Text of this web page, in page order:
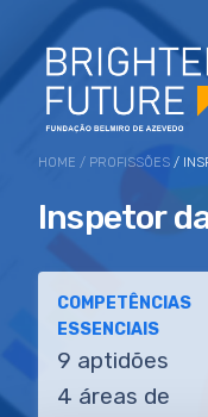
HOME / PROFISSÕES /
Inspetor
COMPETÊNCIAS
ESSENCIAIS
9 aptidões
4 áreas de